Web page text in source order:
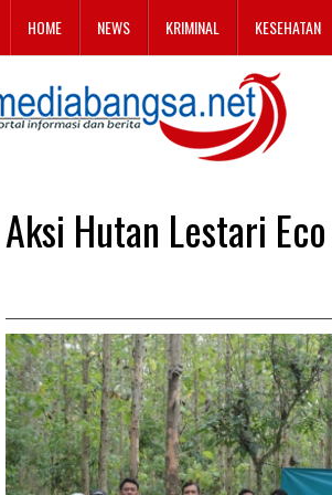
HOME NEWS KRIMINAL KESEHATAN
Aksi Hutan Lestari